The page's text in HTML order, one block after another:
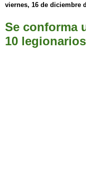
viernes, 16 de diciembre
Se conforma
10 legionarios